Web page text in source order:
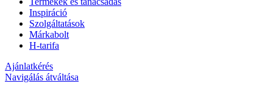
Inspiráció
Szolgáltatások
Márkabolt
H-tarifa
Ajánlatkérés
Navigálás átváltása